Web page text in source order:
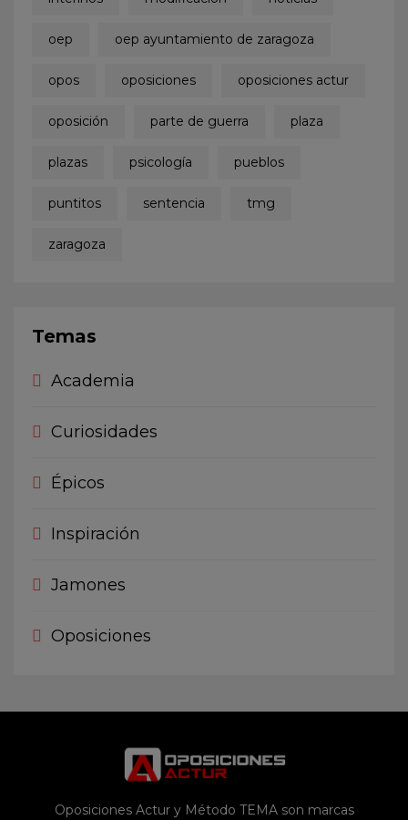
oep oep ayuntamiento de zaragoza
opos oposiciones oposiciones actur
oposición parte de guerra plaza
plazas psicología pueblos
puntitos sentencia tmg
zaragoza
Temas
Academia
Curiosidades
Épicos
Inspiración
Jamones
Oposiciones
Oposiciones Actur y Método TEMA son marcas